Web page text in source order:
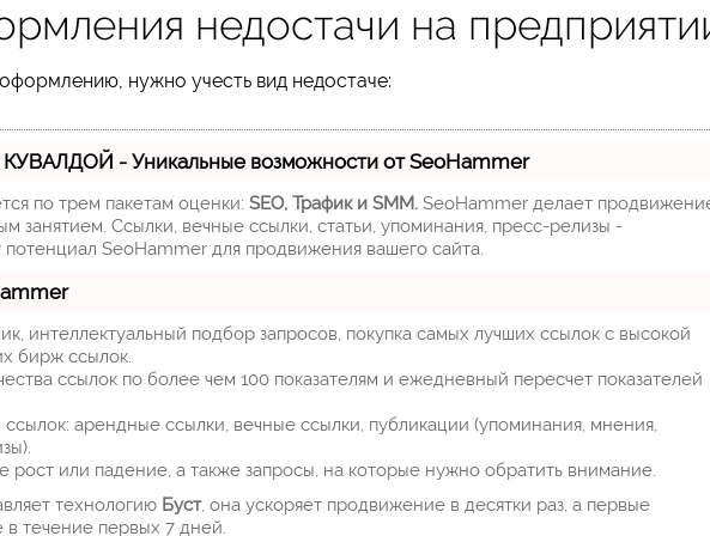
недостачи на
нужно учесть вид недостаче:
- Уникальные возможности от SeoHammer
по трем пакетам оценки: SEO, Трафик и SMM. SeoHammer делает
занятием. Ссылки, вечные ссылки, статьи, упоминания, пресс-релизы -
потенциал SeoHammer для продвижения вашего сайта.
интеллектуальный подбор запросов, покупка самых лучших ссылок с высокой
бирж ссылок.
ссылок по более чем 100 показателям и ежедневный пересчет показателей
арендные ссылки, вечные ссылки, публикации (упоминания, мнения,
рост или падение, а также запросы, на которые нужно обратить внимание.
технологию Буст, она ускоряет продвижение в десятки раз, а первые
в течение первых 7 дней.